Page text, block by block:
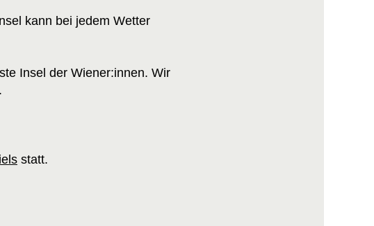
kann bei jedem Wetter
Insel der Wiener:innen. Wir
statt.